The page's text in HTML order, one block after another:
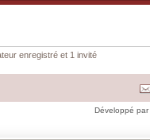
enregistré et 1 invité
Développé par